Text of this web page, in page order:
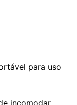
para uso
incomodar